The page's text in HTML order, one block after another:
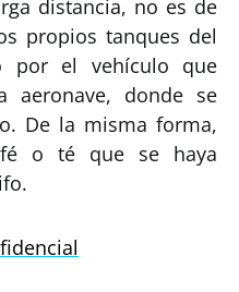
distancia, no es de
propios tanques del
por el vehículo que
aeronave, donde se
De la misma forma,
o té que se haya